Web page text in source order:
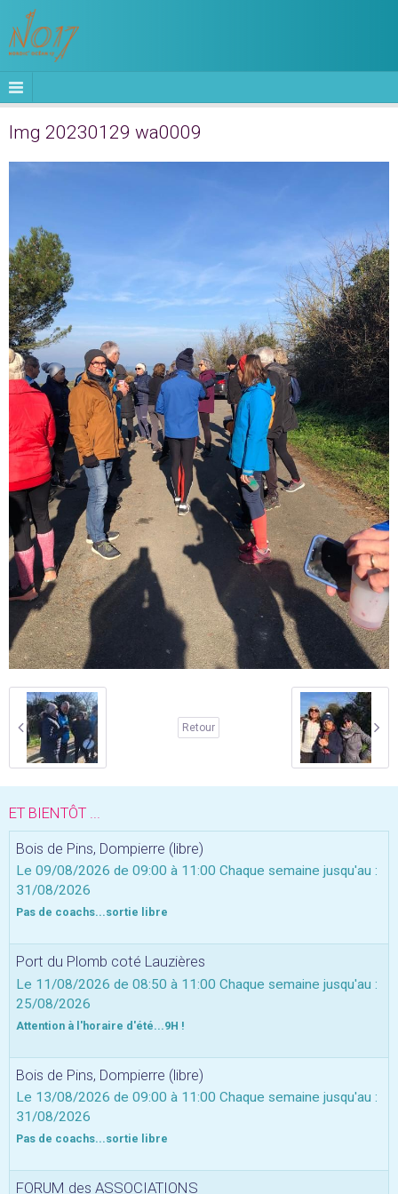
Img 20230129 wa0009
Retour
ET BIENTÔT ...
Bois de Pins, Dompierre (libre)
Le 09/08/2026 de 09:00 à 11:00 Chaque semaine jusqu'au :
31/08/2026
Pas de coachs...sortie libre
Port du Plomb coté Lauzières
Le 11/08/2026 de 08:50 à 11:00 Chaque semaine jusqu'au :
25/08/2026
Attention à l'horaire d'été...9H !
Bois de Pins, Dompierre (libre)
Le 13/08/2026 de 09:00 à 11:00 Chaque semaine jusqu'au :
31/08/2026
Pas de coachs...sortie libre
FORUM des ASSOCIATIONS